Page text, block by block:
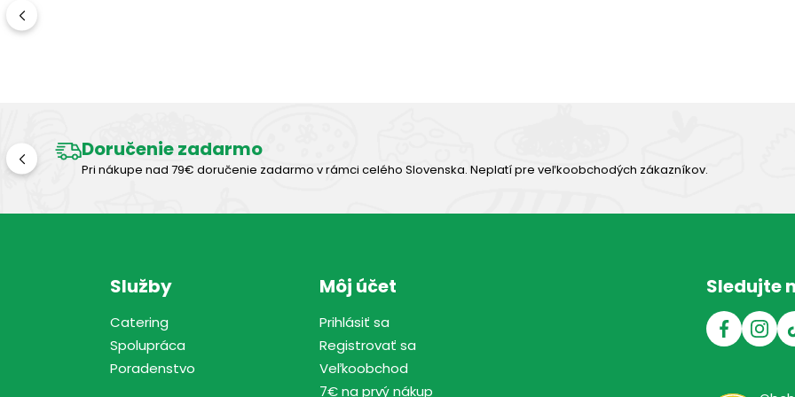
Doručenie zadarmo
Pri nákupe nad 79€ doručenie zadarmo v rámci celého Slovenska. Neplatí pre veľkoobchodých zákazníkov.
Služby
Catering
Spolupráca
Poradenstvo
Môj účet
Prihlásiť sa
Registrovať sa
Veľkoobchod
7€ na prvý nákup
Sledujte